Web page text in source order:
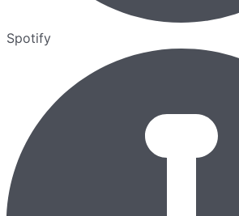
Spotify